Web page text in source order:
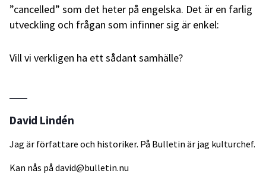
”cancelled” som det heter på engelska. Det är en farlig
utveckling och frågan som infinner sig är enkel:
Vill vi verkligen ha ett sådant samhälle?
David Lindén
Jag är författare och historiker. På Bulletin är jag kulturchef.
Kan nås på david@bulletin.nu